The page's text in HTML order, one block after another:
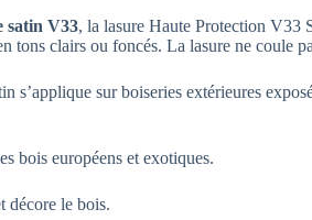
satin V33, la lasure Haute Protection V33
tons clairs ou foncés. La lasure ne coule
s’applique sur boiseries extérieures
bois européens et exotiques.
décore le bois.